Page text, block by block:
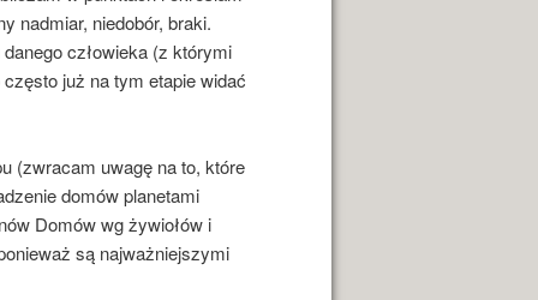
nadmiar, niedobór, braki.
człowieka (z którymi
już na tym etapie widać
(zwracam uwagę na to, które
domów planetami
Domów wg żywiołów i
są najważniejszymi